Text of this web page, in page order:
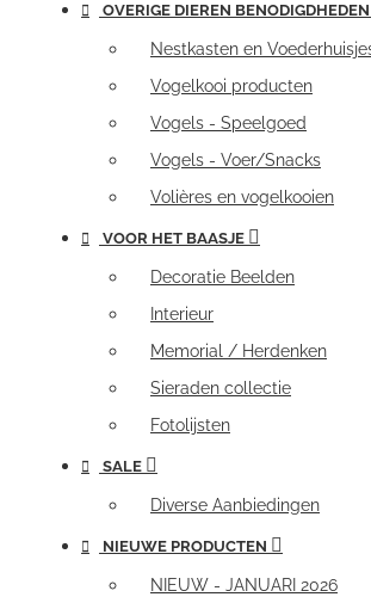
OVERIGE DIEREN BENODIGDHEDEN
Nestkasten en
Vogelkooi producten
Vogels - Speelgoed
Vogels - Voer/Snacks
Volières en vogelkooien
VOOR HET BAASJE
Decoratie Beelden
Interieur
Memorial / Herdenken
Sieraden collectie
Fotolijsten
SALE
Diverse Aanbiedingen
NIEUWE PRODUCTEN
NIEUW - JANUARI 2026